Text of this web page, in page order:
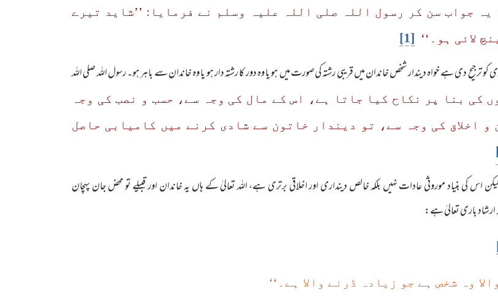
یہ جواب سن کر رسول اللہ صلی اللہ علیہ وسلم نے فرمایا: ’’شاید تیرے
لائی ہو۔‘‘ [1]
ترجیح دی ہے خواہ دیندار شخص خاندان میں قریبی رشتہ کی صورت میں ہو یا وہ دور کا رشتہ دار ہو یا وہ خاندان سے باہر ہو۔ رسول اللہ صلی اللہ
کی بنا پر نکاح کیا جاتا ہے، اس کے مال کی وجہ سے، حسب و نصب کی وجہ
اخلاق کی وجہ سے، تو دیندار خاتون سے شادی کرنے میں کامیابی حاصل
کی بنیاد موروثی عادات نہیں بلکہ خالص دینداری اور اخلاقی برتری ہے، اللہ تعالیٰ کے ہاں یہ خاندان اور قبیلے تو محض جان پہچان
ارشاد باری تعالیٰ ہے:
وہ شخص ہے جو زیادہ ڈرنے والا ہے۔‘‘